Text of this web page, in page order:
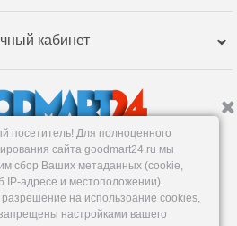
кабинет
MAX,TG
в Екатеринбург е
10-19, Сб, Вс: вых.
посетитель! Для полноценного
сайта goodmart24.ru мы
сбор Ваших метаданных (cookie,
IP-адресе и местоположении).
разрешение на использоание cookies,
настройками вашего